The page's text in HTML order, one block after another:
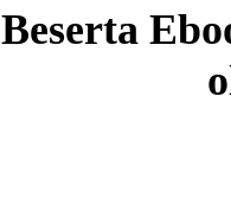
Beserta